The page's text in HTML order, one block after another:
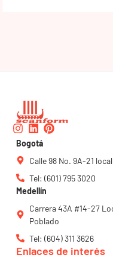
Instagram
Linkedin
Pinterest
Bogotá
Calle 98 No. 9A-21 local
Tel: (601) 795 3020
Medellín
Carrera 43A #14-27
Poblado
Tel: (604) 311 3626
Enlaces de interés